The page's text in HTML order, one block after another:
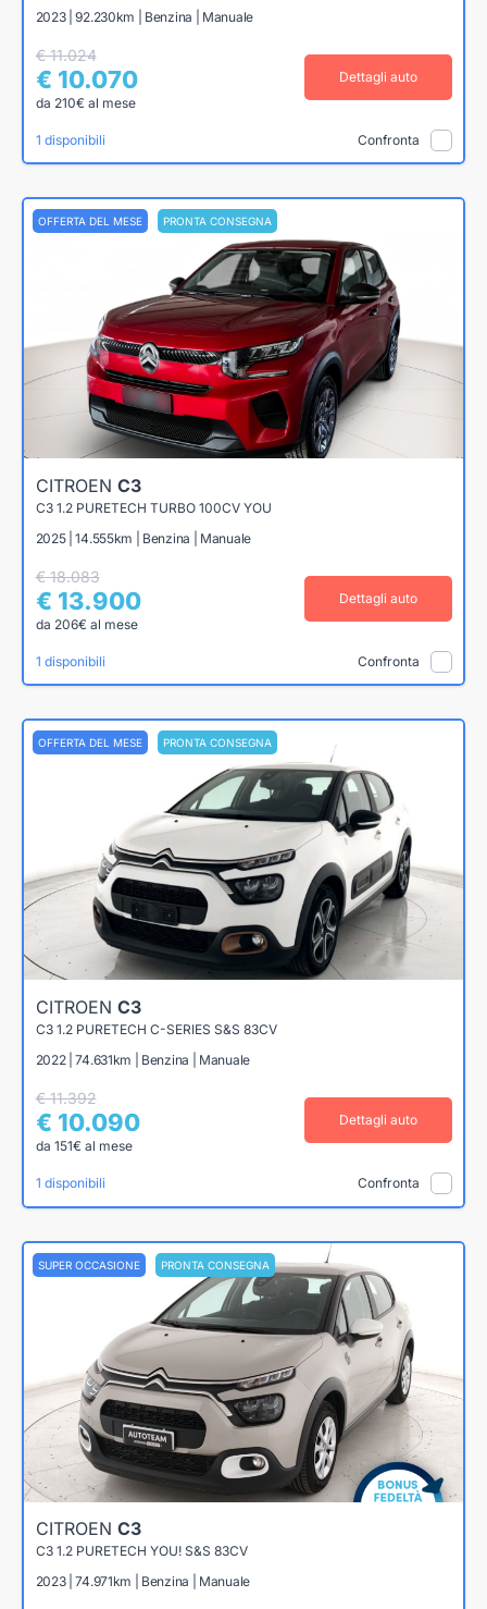
2023 | 92.230km | Benzina | Manuale
€ 11.024
€ 10.070
da 210€ al mese
Dettagli auto
1 disponibili Confronta
OFFERTA DEL MESE PRONTA CONSEGNA
CITROEN C3
C3 1.2 PURETECH TURBO 100CV YOU
2025 | 14.555km | Benzina | Manuale
€ 18.083
€ 13.900
da 206€ al mese
Dettagli auto
1 disponibili Confronta
OFFERTA DEL MESE PRONTA CONSEGNA
CITROEN C3
C3 1.2 PURETECH C-SERIES S&S 83CV
2022 | 74.631km | Benzina | Manuale
€ 11.392
€ 10.090
da 151€ al mese
Dettagli auto
1 disponibili Confronta
SUPER OCCASIONE PRONTA CONSEGNA
CITROEN C3
C3 1.2 PURETECH YOU! S&S 83CV
2023 | 74.971km | Benzina | Manuale